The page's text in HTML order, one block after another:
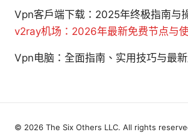
Vpn客户端下载：2025年终极指南与
v2ray机场：2026年最新免费节点与
Vpn电脑：全面指南、实用技巧与最
© 2026 The Six Others LLC. All rights